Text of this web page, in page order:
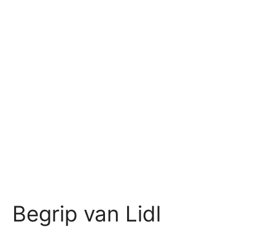
Begrip van Lidl